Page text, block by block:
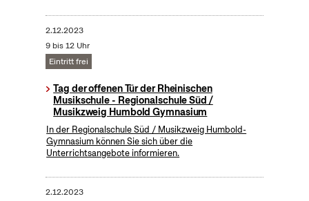
2.12.2023
9 bis 12 Uhr
Eintritt frei
Tag der offenen Tür der Rheinischen
Musikschule - Regionalschule Süd /
Musikzweig Humbold Gymnasium
In der Regionalschule Süd / Musikzweig Humbold-
Gymnasium können Sie sich über die
Unterrichtsangebote informieren.
2.12.2023